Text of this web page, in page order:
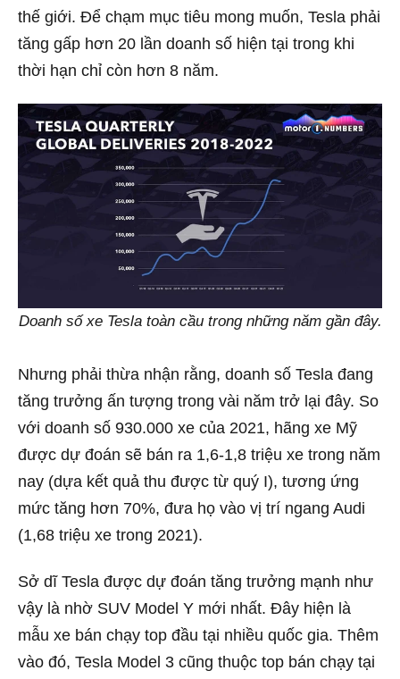
thế giới. Để chạm mục tiêu mong muốn, Tesla phải
tăng gấp hơn 20 lần doanh số hiện tại trong khi
thời hạn chỉ còn hơn 8 năm.
Doanh số xe Tesla toàn cầu trong những năm gần đây.
Nhưng phải thừa nhận rằng, doanh số Tesla đang
tăng trưởng ấn tượng trong vài năm trở lại đây. So
với doanh số 930.000 xe của 2021, hãng xe Mỹ
được dự đoán sẽ bán ra 1,6-1,8 triệu xe trong năm
nay (dựa kết quả thu được từ quý I), tương ứng
mức tăng hơn 70%, đưa họ vào vị trí ngang Audi
(1,68 triệu xe trong 2021).
Sở dĩ Tesla được dự đoán tăng trưởng mạnh như
vậy là nhờ SUV Model Y mới nhất. Đây hiện là
mẫu xe bán chạy top đầu tại nhiều quốc gia. Thêm
vào đó, Tesla Model 3 cũng thuộc top bán chạy tại